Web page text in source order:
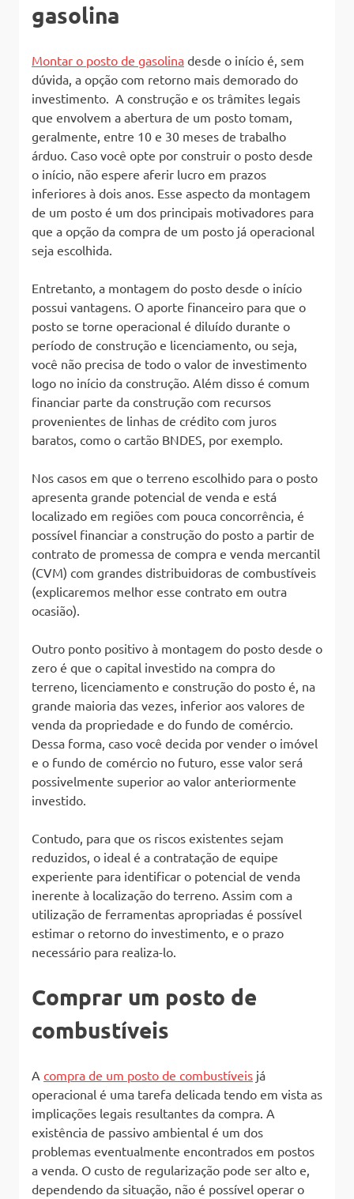
gasolina
Montar o posto de gasolina desde o início é, sem
dúvida, a opção com retorno mais demorado do
investimento. A construção e os trâmites legais
que envolvem a abertura de um posto tomam,
geralmente, entre 10 e 30 meses de trabalho
árduo. Caso você opte por construir o posto desde
o início, não espere aferir lucro em prazos
inferiores à dois anos. Esse aspecto da montagem
de um posto é um dos principais motivadores para
que a opção da compra de um posto já operacional
seja escolhida.
Entretanto, a montagem do posto desde o início
possui vantagens. O aporte financeiro para que o
posto se torne operacional é diluído durante o
período de construção e licenciamento, ou seja,
você não precisa de todo o valor de investimento
logo no início da construção. Além disso é comum
financiar parte da construção com recursos
provenientes de linhas de crédito com juros
baratos, como o cartão BNDES, por exemplo.
Nos casos em que o terreno escolhido para o posto
apresenta grande potencial de venda e está
localizado em regiões com pouca concorrência, é
possível financiar a construção do posto a partir de
contrato de promessa de compra e venda mercantil
(CVM) com grandes distribuidoras de combustíveis
(explicaremos melhor esse contrato em outra
ocasião).
Outro ponto positivo à montagem do posto desde o
zero é que o capital investido na compra do
terreno, licenciamento e construção do posto é, na
grande maioria das vezes, inferior aos valores de
venda da propriedade e do fundo de comércio.
Dessa forma, caso você decida por vender o imóvel
e o fundo de comércio no futuro, esse valor será
possivelmente superior ao valor anteriormente
investido.
Contudo, para que os riscos existentes sejam
reduzidos, o ideal é a contratação de equipe
experiente para identificar o potencial de venda
inerente à localização do terreno. Assim com a
utilização de ferramentas apropriadas é possível
estimar o retorno do investimento, e o prazo
necessário para realiza-lo.
Comprar um posto de
combustíveis
A compra de um posto de combustíveis já
operacional é uma tarefa delicada tendo em vista as
implicações legais resultantes da compra. A
existência de passivo ambiental é um dos
problemas eventualmente encontrados em postos
a venda. O custo de regularização pode ser alto e,
dependendo da situação, não é possível operar o